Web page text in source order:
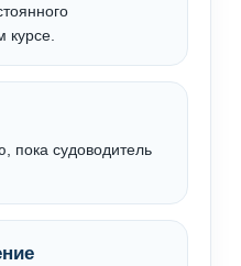
курсе.
пока судоводитель